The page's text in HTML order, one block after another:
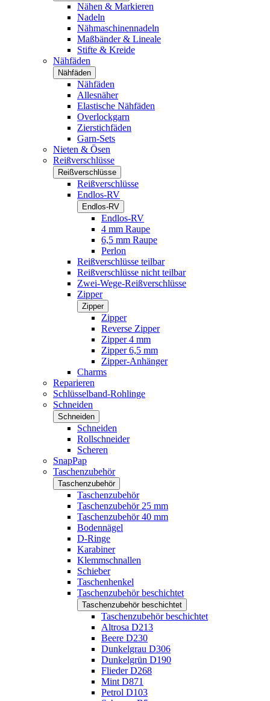
Nähen & Markieren
Nadeln
Nähmaschinennadeln
Maßbänder & Lineale
Stifte & Kreide
Nähfäden
Nähfäden
Nähfäden
Allesnäher
Elastische Nähfäden
Overlockgarn
Zierstichfäden
Garn-Sets
Nieten & Ösen
Reißverschlüsse
Reißverschlüsse
Reißverschlüsse
Endlos-RV
Endlos-RV
Endlos-RV
4 mm Raupe
6,5 mm Raupe
Perlon
Reißverschlüsse teilbar
Reißverschlüsse nicht teilbar
Zwei-Wege-Reißverschlüsse
Zipper
Zipper
Zipper
Reverse Zipper
Zipper 4 mm
Zipper 6,5 mm
Zipper-Anhänger
Charms
Reparieren
Schlüsselband-Rohlinge
Schneiden
Schneiden
Schneiden
Rollschneider
Scheren
SnapPap
Taschenzubehör
Taschenzubehör
Taschenzubehör
Taschenzubehör 25 mm
Taschenzubehör 40 mm
Bodennägel
D-Ringe
Karabiner
Klemmschnallen
Schieber
Taschenhenkel
Taschenzubehör beschichtet
Taschenzubehör beschichtet
Taschenzubehör beschichtet
Altrosa D213
Beere D230
Dunkelgrau D306
Dunkelgrün D190
Flieder D268
Mint D871
Petrol D103